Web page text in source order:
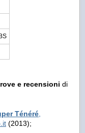
e recensioni di
Ténéré,
(2013);